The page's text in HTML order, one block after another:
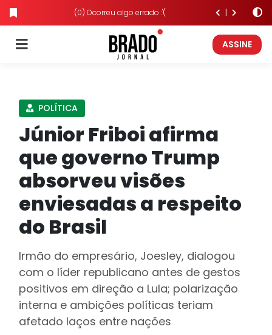
(0) Ocorreu algo errado :'(
ASSINE
POLÍTICA
Júnior Friboi afirma
que governo Trump
absorveu visões
enviesadas a respeito
do Brasil
Irmão do empresário, Joesley, dialogou
com o líder republicano antes de gestos
positivos em direção a Lula; polarização
interna e ambições políticas teriam
afetado laços entre nações